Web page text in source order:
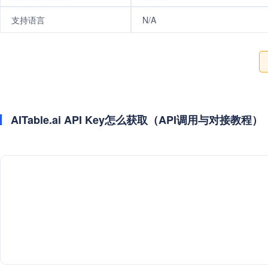
支持语言 N/A
AITable.ai API Key怎么获取（API调用与对接教程）